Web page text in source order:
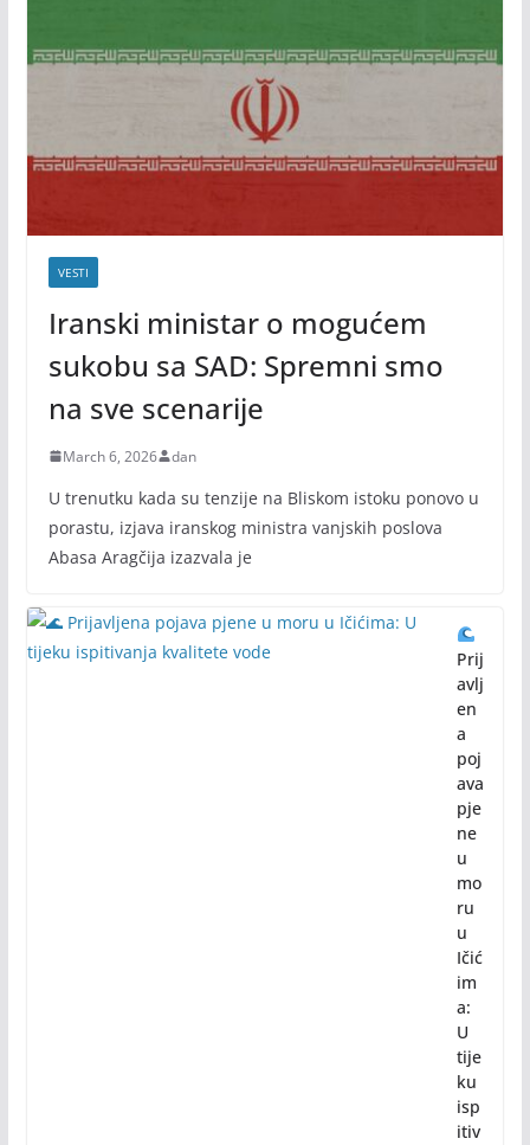
VESTI
Iranski ministar o mogućem
sukobu sa SAD: Spremni smo
na sve scenarije
March 6, 2026 dan
U trenutku kada su tenzije na Bliskom istoku ponovo u
porastu, izjava iranskog ministra vanjskih poslova
Abasa Aragčija izazvala je
Prij
avlj
en
a
poj
ava
pje
ne
u
mo
ru
u
Ičić
im
a:
U
tije
ku
isp
itiv